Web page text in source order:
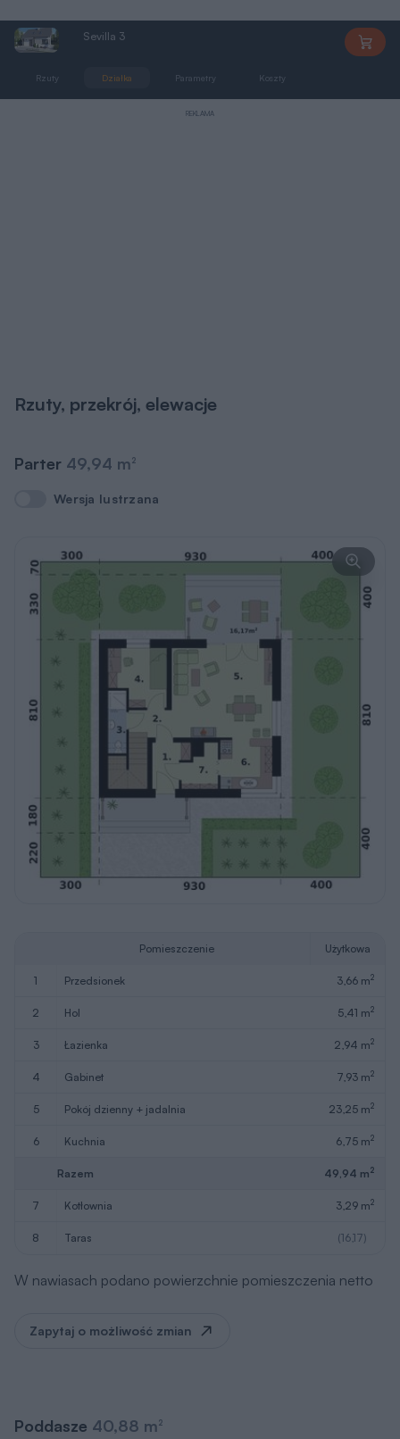
Sevilla 3
Rzuty Działka Parametry Koszty
REKLAMA
Rzuty, przekrój, elewacje
Parter 49,94 m2
Wersja lustrzana
Wersja lustrzana
Pomieszczenie Użytkowa
1 przedsionek 3,66 m2
2 hol 5,41 m2
3 łazienka 2,94 m2
4 gabinet 7,93 m2
5 pokój dzienny + jadalnia 23,25 m2
6 kuchnia 6,75 m2
Razem 49,94 m2
7 kotłownia 3,29 m2
8 taras (16,17)
W nawiasach podano powierzchnie pomieszczenia netto
Zapytaj o możliwość zmian
Poddasze 40,88 m2